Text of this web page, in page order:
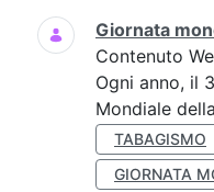
Giornata
Contenuto
Ogni anno, il
Mondiale
TABAGISMO
GIORNATA